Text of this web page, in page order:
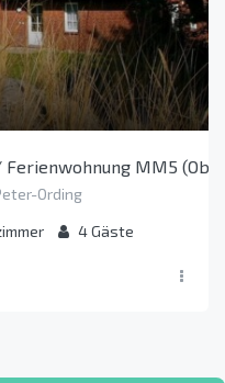
MM5
Ording
4Gäste